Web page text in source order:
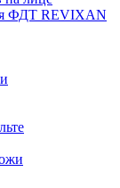
ФДТ REVIXAN